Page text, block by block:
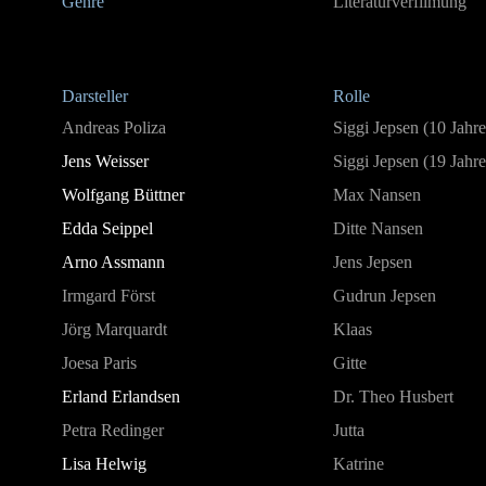
Darsteller
Rolle
Andreas Poliza
Siggi Jepsen (10
Jens Weisser
Siggi Jepsen (19
Wolfgang Büttner
Max Nansen
Edda Seippel
Ditte Nansen
Arno Assmann
Jens Jepsen
Irmgard Först
Gudrun Jepsen
Jörg Marquardt
Klaas
Joesa Paris
Gitte
Erland Erlandsen
Dr. Theo Husbert
Petra Redinger
Jutta
Lisa Helwig
Katrine